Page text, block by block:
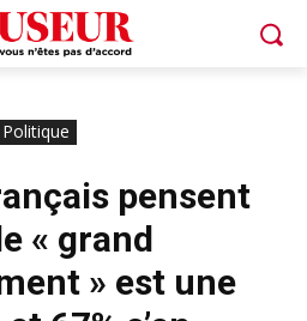
Politique
pensent
« grand
» est une